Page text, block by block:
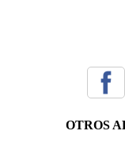
OTROS